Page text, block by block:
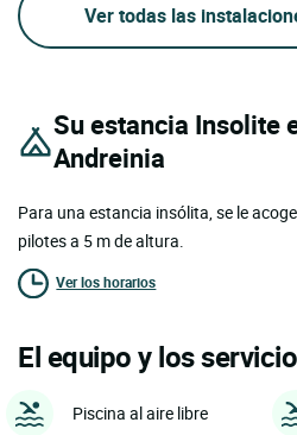
Ver todas las
Su estancia Insolite
Andreinia
Para una estancia insólita, se le
pilotes a 5 m de altura.
Ver los horarios
El equipo y los
Piscina al aire libre